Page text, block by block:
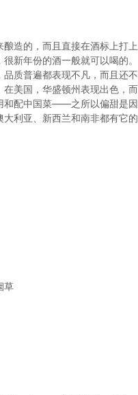
造的，而且直接在酒标上打上
新年份的酒一般就可以喝的。
质普遍都表现不凡，而且还不
美国，华盛顿州表现出色，而
和配中国菜——之所以偏甜是因
利亚、新西兰和南非都有它的
草